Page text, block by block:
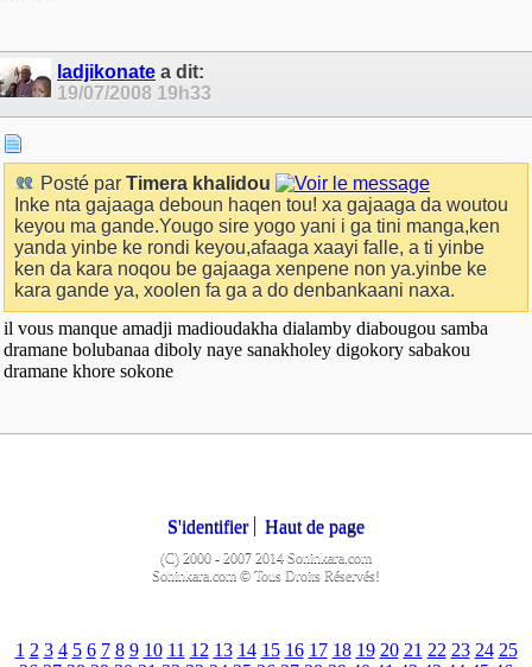
ladjikonate a dit:
19/07/2008 19h33
Posté par Timera khalidou
Inke nta gajaaga deboun haqen tou! xa gajaaga da woutou
keyou ma gande.Yougo sire yogo yani i ga tini manga,ken
yanda yinbe ke rondi keyou,afaaga xaayi falle, a ti yinbe
ken da kara noqou be gajaaga xenpene non ya.yinbe ke
kara gande ya, xoolen fa ga a do denbankaani naxa.
il vous manque amadji madioudakha dialamby diabougou samba
dramane bolubanaa diboly naye sanakholey digokory sabakou
dramane khore sokone
S'identifier Haut de page
(C) 2000 - 2007 2014 Soninkara.com
Soninkara.com © Tous Droits Réservés!
1 2 3 4 5 6 7 8 9 10 11 12 13 14 15 16 17 18 19 20 21 22 23 24 25